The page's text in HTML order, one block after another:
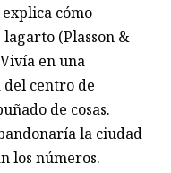
cómo
(Plasson &
en una
centro de
de cosas.
la ciudad
los números.